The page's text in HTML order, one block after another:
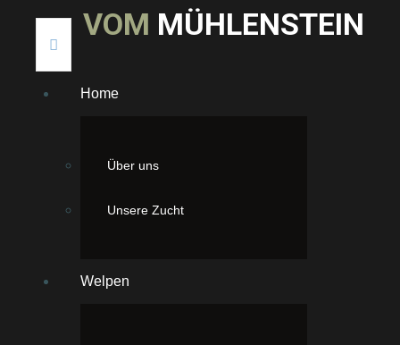
VOM MÜHLENSTEIN
Home
Über uns
Unsere Zucht
Welpen